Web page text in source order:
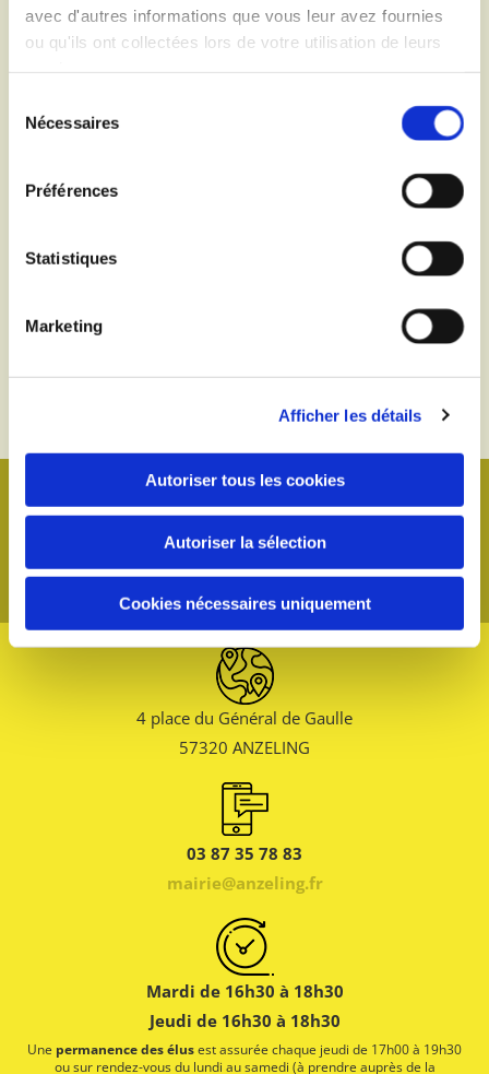
avec d'autres informations que vous leur avez fournies
ou qu'ils ont collectées lors de votre utilisation de leurs
Nécessaires
Préférences
Statistiques
Marketing
Afficher les détails
Autoriser tous les cookies
Autoriser la sélection
Cookies nécessaires uniquement
4 place du Général de Gaulle
57320 ANZELING
03 87 35 78 83
mairie@anzeling.fr
Mardi de 16h30 à 18h30
Jeudi de 16h30 à 18h30
Une permanence des élusest assurée chaque jeudi de 17h00 à 19h30
ou sur rendez-vous du lundi au samedi (à prendre auprès de la